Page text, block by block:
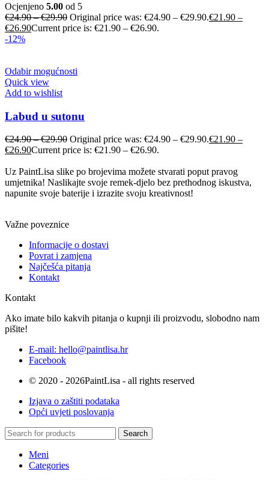
Ocjenjeno 5.00 od 5
€24.90–€29.90 Original price was: €24.90 – €29.90.€21.90 –
€26.90Current price is: €21.90 – €26.90.
-12%
Odabir mogućnosti
Quick view
Add to wishlist
Labud u sutonu
€24.90–€29.90 Original price was: €24.90 – €29.90.€21.90 –
€26.90Current price is: €21.90 – €26.90.
Uz PaintLisa slike po brojevima možete stvarati poput pravog
umjetnika! Naslikajte svoje remek-djelo bez prethodnog iskustva,
napunite svoje baterije i izrazite svoju kreativnost!
Važne poveznice
Informacije o dostavi
Povrat i zamjena
Najčešća pitanja
Kontakt
Kontakt
Ako imate bilo kakvih pitanja o kupnji ili proizvodu, slobodno nam
pišite!
E-mail: hello@paintlisa.hr
Facebook
© 2020 - 2026PaintLisa - all rights reserved
Izjava o zaštiti podataka
Opći uvjeti poslovanja
Search
Meni
Categories